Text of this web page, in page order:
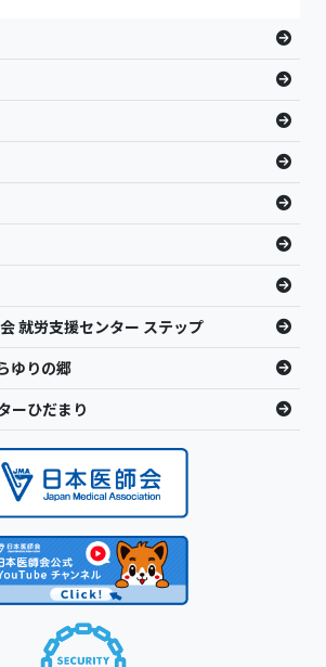
就労支援センター ステップ
ゆりの郷
ーひだまり